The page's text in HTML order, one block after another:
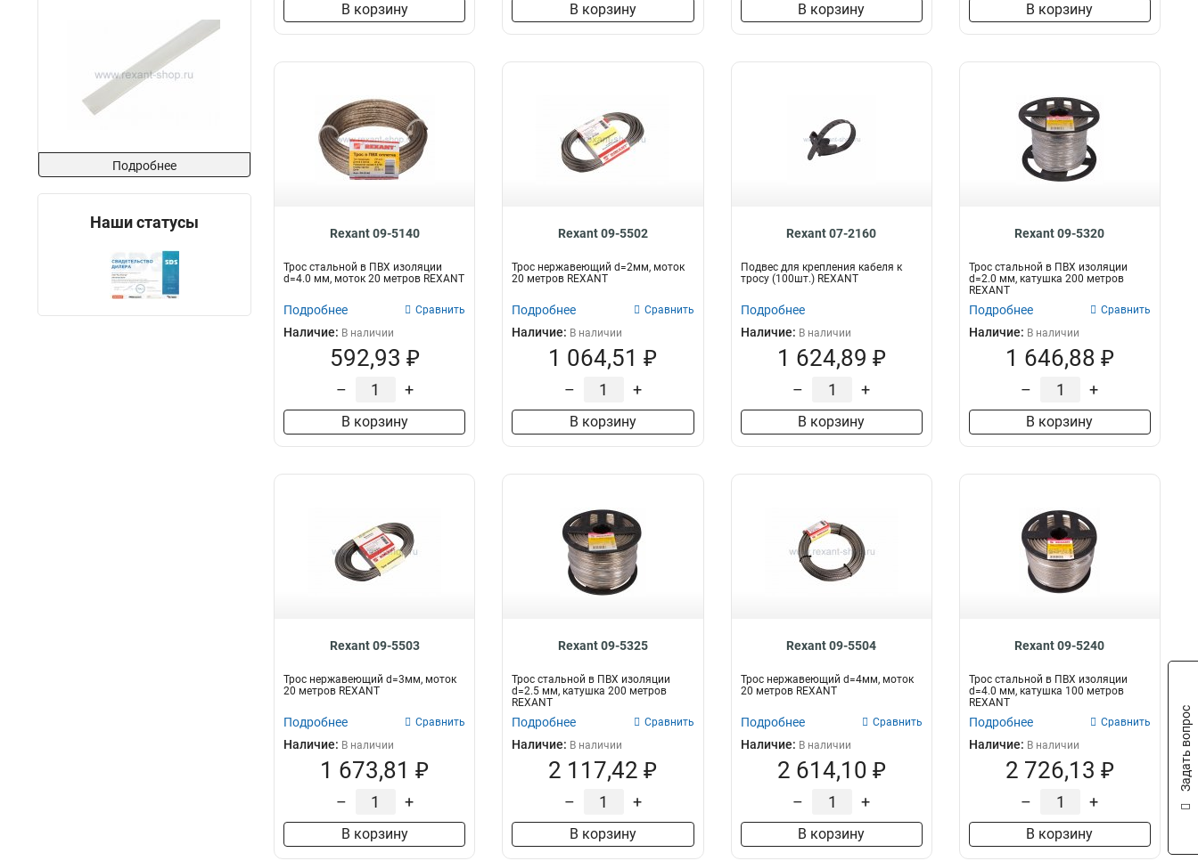
Подробнее
Наши статусы
В корзину В корзину В корзину В корзину
Rexant 09-5140
Трос стальной в ПВХ изоляции
d=4.0 мм, моток 20 метров REXANT
Подробнее Сравнить
Наличие: В наличии
592,93 ₽
– +
В корзину
Rexant 09-5502
Трос нержавеющий d=2мм, моток
20 метров REXANT
Подробнее Сравнить
Наличие: В наличии
1 064,51 ₽
– +
В корзину
Rexant 07-2160
Подвес для крепления кабеля к
тросу (100шт.) REXANT
Подробнее
Наличие: В наличии
1 624,89 ₽
– +
В корзину
Rexant 09-5320
Трос стальной в ПВХ изоляции
d=2.0 мм, катушка 200 метров
REXANT
Подробнее Сравнить
Наличие: В наличии
1 646,88 ₽
– +
В корзину
Rexant 09-5503
Трос нержавеющий d=3мм, моток
20 метров REXANT
Подробнее Сравнить
Наличие: В наличии
1 673,81 ₽
– +
В корзину
Rexant 09-5325
Трос стальной в ПВХ изоляции
d=2.5 мм, катушка 200 метров
REXANT
Подробнее Сравнить
Наличие: В наличии
2 117,42 ₽
– +
В корзину
Rexant 09-5504
Трос нержавеющий d=4мм, моток
20 метров REXANT
Подробнее Сравнить
Наличие: В наличии
2 614,10 ₽
– +
В корзину
Rexant 09-5240
Трос стальной в ПВХ изоляции
d=4.0 мм, катушка 100 метров
REXANT
Подробнее Сравнить
Наличие: В наличии
2 726,13 ₽
– +
В корзину
Задать вопрос